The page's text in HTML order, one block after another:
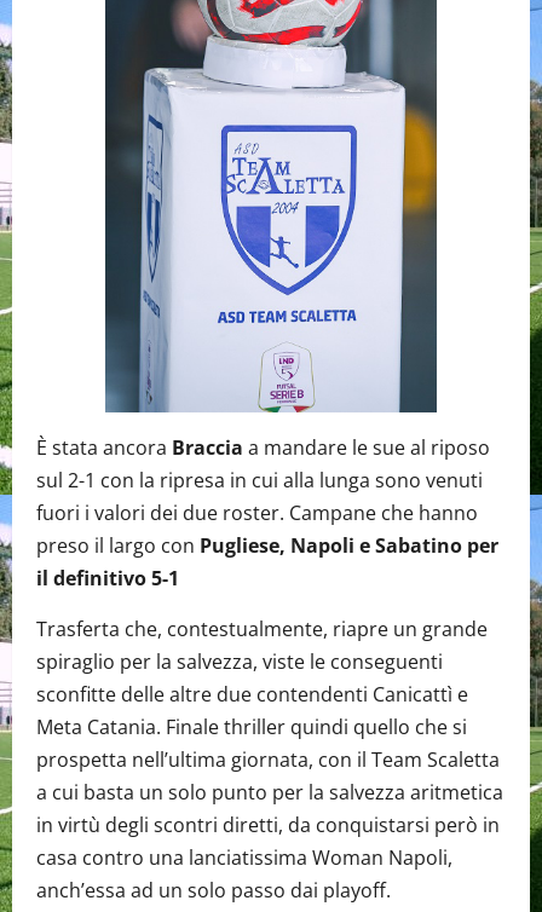
È stata ancora Braccia a mandare le sue al riposo
sul 2-1 con la ripresa in cui alla lunga sono venuti
fuori i valori dei due roster. Campane che hanno
preso il largo con Pugliese, Napoli e Sabatino per
il definitivo 5-1
Trasferta che, contestualmente, riapre un grande
spiraglio per la salvezza, viste le conseguenti
sconfitte delle altre due contendenti Canicattì e
Meta Catania. Finale thriller quindi quello che si
prospetta nell’ultima giornata, con il Team Scaletta
a cui basta un solo punto per la salvezza aritmetica
in virtù degli scontri diretti, da conquistarsi però in
casa contro una lanciatissima Woman Napoli,
anch’essa ad un solo passo dai playoff.